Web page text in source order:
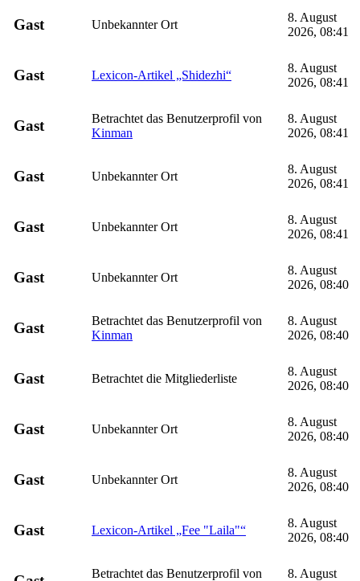
Gast Unbekannter Ort
8. August
2026, 08:41
Gast Lexicon-Artikel „Shidezhi“
8. August
2026, 08:41
Gast
Betrachtet das Benutzerprofil von
Kinman
8. August
2026, 08:41
Gast Unbekannter Ort
8. August
2026, 08:41
Gast Unbekannter Ort
8. August
2026, 08:41
Gast Unbekannter Ort
8. August
2026, 08:40
Gast
Betrachtet das Benutzerprofil von
Kinman
8. August
2026, 08:40
Gast Betrachtet die Mitgliederliste
8. August
2026, 08:40
Gast Unbekannter Ort
8. August
2026, 08:40
Gast Unbekannter Ort
8. August
2026, 08:40
Gast Lexicon-Artikel „Fee "Laila"“
8. August
2026, 08:40
Betrachtet das Benutzerprofil von
8. August